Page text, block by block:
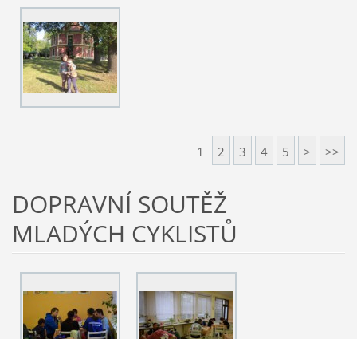
1 2 3 4 5 > >>
DOPRAVNÍ SOUTĚŽ
MLADÝCH CYKLISTŮ